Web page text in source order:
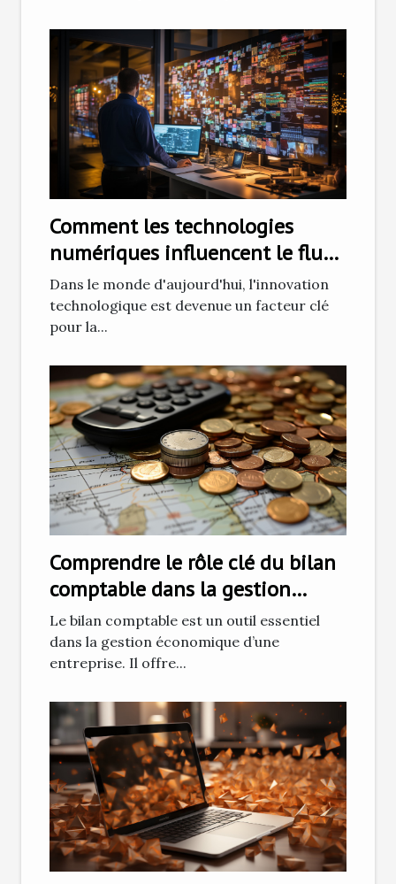
Comment les technologies
numériques influencent le flux
d'entreprise
Dans le monde d'aujourd'hui, l'innovation
technologique est devenue un facteur clé
pour la...
Comprendre le rôle clé du bilan
comptable dans la gestion
économique d'une entreprise
Le bilan comptable est un outil essentiel
dans la gestion économique d’une
entreprise. Il offre...